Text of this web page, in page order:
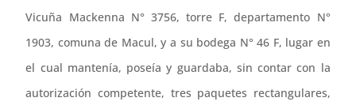
Vicuña Mackenna N° 3756, torre F, departamento N°
1903, comuna de Macul, y a su bodega N° 46 F, lugar en
el cual mantenía, poseía y guardaba, sin contar con la
autorización competente, tres paquetes rectangulares,